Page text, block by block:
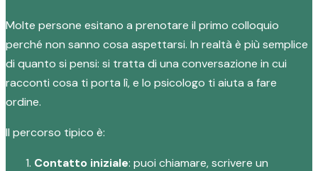
Molte persone esitano a prenotare il primo colloquio
perché non sanno cosa aspettarsi. In realtà è più semplice
di quanto si pensi: si tratta di una conversazione in cui
racconti cosa ti porta lì, e lo psicologo ti aiuta a fare
ordine.
Il percorso tipico è:
Contatto iniziale: puoi chiamare, scrivere un